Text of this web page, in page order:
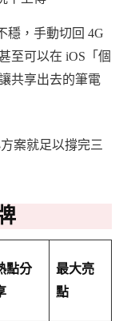
穩，手動切回 4G
至可以在 iOS「個
共享出去的筆電
案就足以撐完三
點分
最大亮
點